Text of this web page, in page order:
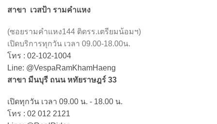
สาขา เวสป้า รามคำแหง
(ซอยรามคำแหง144 ติดรร.เตรียมน้อมฯ)
เปิดบริการทุกวัน เวลา 09.00-18.00น.
โทร : 02-102-1004
Line: @VespaRamKhamHaeng
สาขา มีนบุรี ถนน หทัยราษฎร์ 33
เปิดทุกวัน เวลา 09.00 น. - 18.00 น.
โทร : 02 012 2121